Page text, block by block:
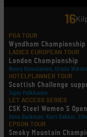
16
PGA TOUR
Wyndham Championship
LADIES EUROPEAN TOUR
London Championship
Noora Komulainen, Ursula
HOTELPLANNER TOUR
Scottish Challenge
Tapio Pulkkanen
LET ACCESS SERIES
CSK Steel Women´S Open
Anna Backman, Katri Bakker,
EPSON TOUR
Smoky Mountain